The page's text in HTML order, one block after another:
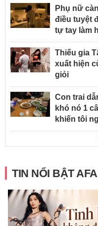
Phụ nữ
điều tuyệt
tự tay làm
Thiếu gia
xuất hiện
giỏi
Con trai
khó nó 1
khiến tôi
TIN NỔI BẬT